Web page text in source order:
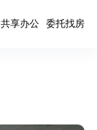
共享办公 委托找房